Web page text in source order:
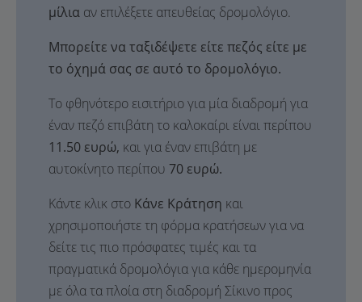
μίλια αν επιλέξετε απευθείας δρομολόγιο.
Μπορείτε να ταξιδέψετε είτε πεζός είτε με
το όχημά σας σε αυτό το δρομολόγιο.
Το φθηνότερο εισιτήριο για μία διαδρομή για
έναν πεζό επιβάτη το καλοκαίρι είναι περίπου
11.50 ευρώ, και για έναν επιβάτη με
αυτοκίνητο περίπου 70 ευρώ.
Κάντε κλικ στο Κάνε Κράτηση και
χρησιμοποιήστε τη φόρμα κρατήσεων για να
δείτε τις πιο πρόσφατες τιμές και τα
πραγματικά δρομολόγια για κάθε ημερομηνία
με όλα τα πλοία στη διαδρομή Σίκινο προς